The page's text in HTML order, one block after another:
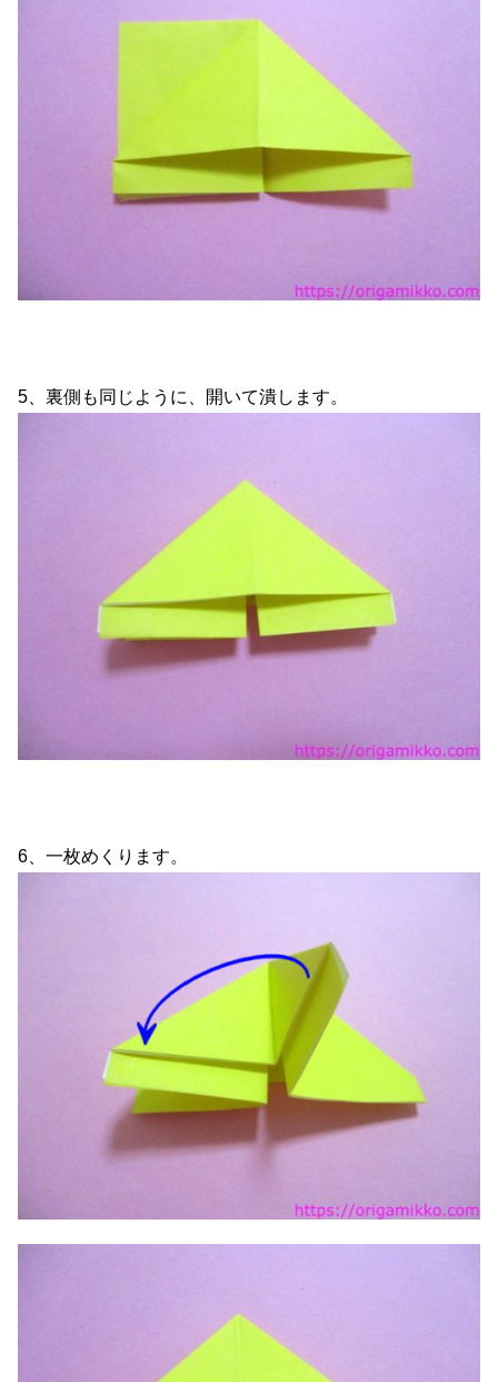
5、裏側も同じように、開いて潰します。
6、一枚めくります。